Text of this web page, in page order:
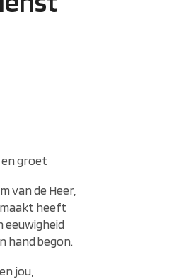
groet
van de Heer,
heeft
eeuwigheid
hand begon.
jou,